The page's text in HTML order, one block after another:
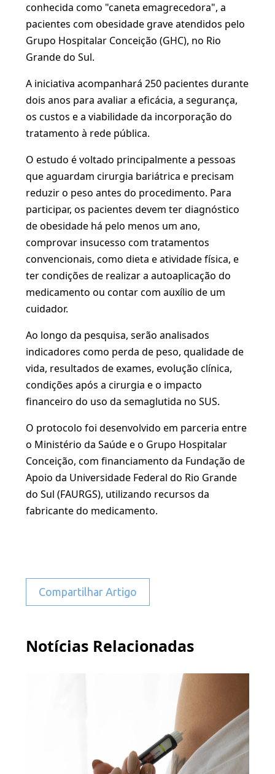
conhecida como "caneta emagrecedora", a
pacientes com obesidade grave atendidos pelo
Grupo Hospitalar Conceição (GHC), no Rio
Grande do Sul.
A iniciativa acompanhará 250 pacientes durante
dois anos para avaliar a eficácia, a segurança,
os custos e a viabilidade da incorporação do
tratamento à rede pública.
O estudo é voltado principalmente a pessoas
que aguardam cirurgia bariátrica e precisam
reduzir o peso antes do procedimento. Para
participar, os pacientes devem ter diagnóstico
de obesidade há pelo menos um ano,
comprovar insucesso com tratamentos
convencionais, como dieta e atividade física, e
ter condições de realizar a autoaplicação do
medicamento ou contar com auxílio de um
cuidador.
Ao longo da pesquisa, serão analisados
indicadores como perda de peso, qualidade de
vida, resultados de exames, evolução clínica,
condições após a cirurgia e o impacto
financeiro do uso da semaglutida no SUS.
O protocolo foi desenvolvido em parceria entre
o Ministério da Saúde e o Grupo Hospitalar
Conceição, com financiamento da Fundação de
Apoio da Universidade Federal do Rio Grande
do Sul (FAURGS), utilizando recursos da
fabricante do medicamento.
Compartilhar Artigo
Notícias Relacionadas